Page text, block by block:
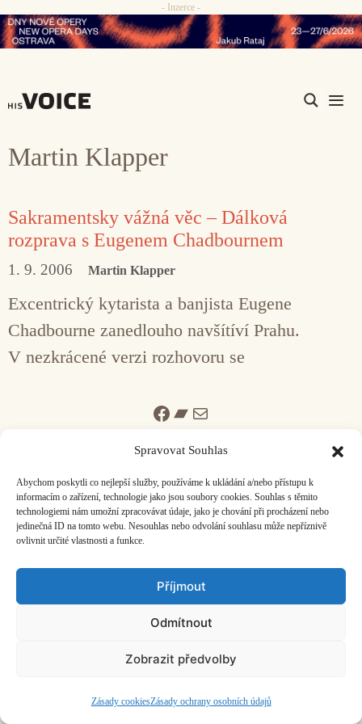
Spravovat Souhlas
Abychom poskytli co nejlepší služby, používáme k ukládání a/nebo přístupu k
informacím o zařízení, technologie jako jsou soubory cookies. Souhlas s těmito
technologiemi nám umožní zpracovávat údaje, jako je chování při procházení nebo
jedinečná ID na tomto webu. Nesouhlas nebo odvolání souhlasu může nepříznivě
ovlivnit určité vlastnosti a funkce.
Příjmout
Odmítnout
Zobrazit předvolby
Zásady cookiesZásady ochrany osobních údajů
Přeskočit
na
- Inzerce -
Martin Klapper
Sakramentsky vážná věc – Dálková
rozprava s Eugenem Chadbournem
1. 9. 2006 Martin Klapper
Excentrický kytarista a banjista Eugene
Chadbourne zanedlouho navšítíví Prahu.
V nezkrácené verzi rozhovoru se
Facebook
Bandcamp
Mail
ČASOPIS O JINÉ HUDBĚ | vydává Hudební informační středisko|
založeno 2001 | Kontaktujte nás: